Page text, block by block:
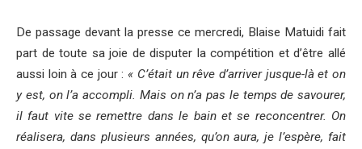
De passage devant la presse ce mercredi, Blaise Matuidi fait
part de toute sa joie de disputer la compétition et d’être allé
aussi loin à ce jour :« C’était un rêve d’arriver jusque-là et on
y est, on l’a accompli. Mais on n’a pas le temps de savourer,
il faut vite se remettre dans le bain et se reconcentrer. On
réalisera, dans plusieurs années, qu’on aura, je l’espère, fait